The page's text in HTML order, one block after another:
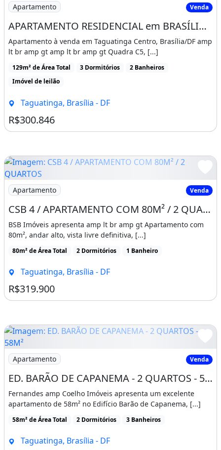
M
AIORES INFORMAÇÕES:
APARECIDO SOUZA
61996649820
Fazemos avaliações judiciais e extrajudiciais
para venda, compra, inventario(partilha de
bens) trabalhamos em todo DF.
adicional.
Ligue e conheça nossos imoveis em
TAGUATINGA NORTE QNA, CNA, QNB, CNB,
QNC, CNC, QND, CND, QNE, QNF, CNF, QNG,
CNG, QNH, CNH, QI, QNJ, CNJ, QNL, CNL,
QNM , TAGUATINGA SUL QSA,CSA, QSB, CSB,
QNN, QNO, QNP, QNQ, QNR, SOL NASCENTE,
POR DO SOL, SAMAMBAIA NORTE E SUL, QN,
QR, QS, SHIS, RECANTO DAS EMAS, QD,s
01,RUA 02, RUA 03, RUA 04, RUA 05, RUA 06,
RUA 07, RUA 08, RUA 10, RUA 11, RUA 12,
RUA 13, RUA 17, RUA 17, RUA 20, COLONIA
AGRÍCOLA SÃO JOSE, COLONIA AGRÍCOLA
SAMAMBAIA, JOCKEY, ÁGUAS CLARAS e
muito mais
Apartamento Venda
APARTAMENTO RESIDENCIAL em BRASÍLIA - DF, TAGUATINGA CENTRO (TAGUATINGA
Apartamento à venda em Taguatinga Centro, Brasília/DF amp
lt br amp gt amp lt br amp gt Quadra C5, [...]
129m² de Área Total 3 Dormitórios
2 Banheiros
Imóvel de leilão
Taguatinga, Brasília - DF
R$300.846
Imagem: CSB 4 / APARTAMENTO COM 80M² / 2 QUARTOS
Apartamento Venda
CSB 4 / APARTAMENTO COM 80M² / 2 QUARTOS /REFORMADO/VISTA LIVRE/ACEITA FINANCIAMENTO
BSB Imóveis apresenta amp lt br amp gt Apartamento com
80m², andar alto, vista livre definitiva, [...]
80m² de Área Total 2 Dormitórios 1 Banheiro
Taguatinga, Brasília - DF
R$319.900
Imagem: ED. BARÃO DE CAPANEMA - 2 QUARTOS - 58M²
Apartamento Venda
ED. BARÃO DE CAPANEMA - 2 QUARTOS - 58M² - GARAGEM COBERTA - TAGUATINGA SUL
Fernandes amp Coelho Imóveis apresenta um excelente
apartamento de 58m² no Edifício Barão de Capanema, [...]
58m² de Área Total 2 Dormitórios 3 Banheiros
Taguatinga, Brasília - DF